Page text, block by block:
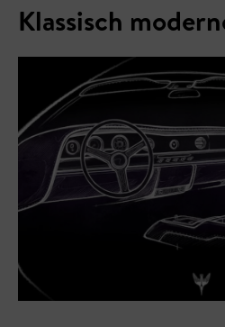
Klassisch